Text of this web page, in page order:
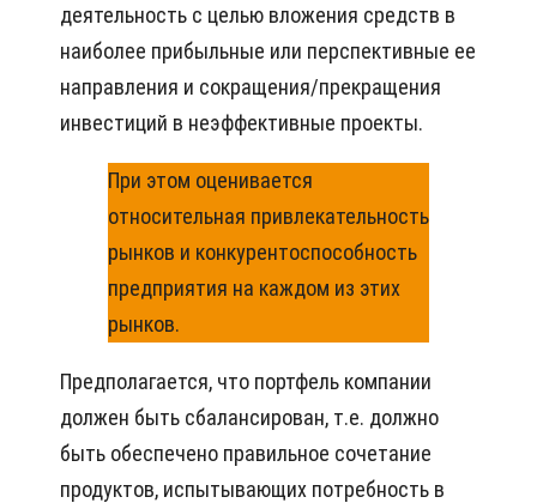
деятельность с целью вложения средств в
наиболее прибыльные или перспективные ее
направления и сокращения/прекращения
инвестиций в неэффективные проекты.
При этом оценивается
относительная привлекательность
рынков и конкурентоспособность
предприятия на каждом из этих
рынков.
Предполагается, что портфель компании
должен быть сбалансирован, т.е. должно
быть обеспечено правильное сочетание
продуктов, испытывающих потребность в